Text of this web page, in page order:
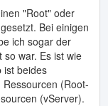
"Root" oder
Bei einigen
ich sogar der
war. Es ist wie
ist beides
(Root-
(vServer).